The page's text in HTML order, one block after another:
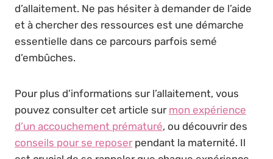
d’allaitement. Ne pas hésiter à demander de l’aide
et à chercher des ressources est une démarche
essentielle dans ce parcours parfois semé
d’embûches.
Pour plus d’informations sur l’allaitement, vous
pouvez consulter cet article sur mon expérience
d’un accouchement prématuré, ou découvrir des
conseils pour se reposerpendant la maternité. Il